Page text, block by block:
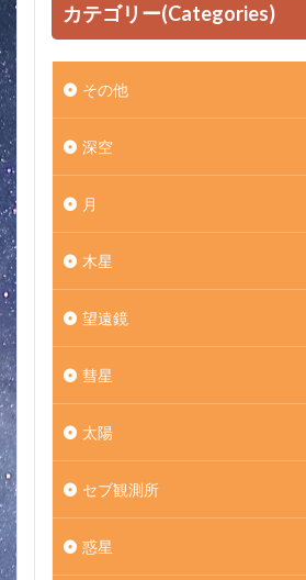
カテゴリー(Categories)
その他
深空
月
木星
望遠鏡
彗星
太陽
セブ観測所
惑星